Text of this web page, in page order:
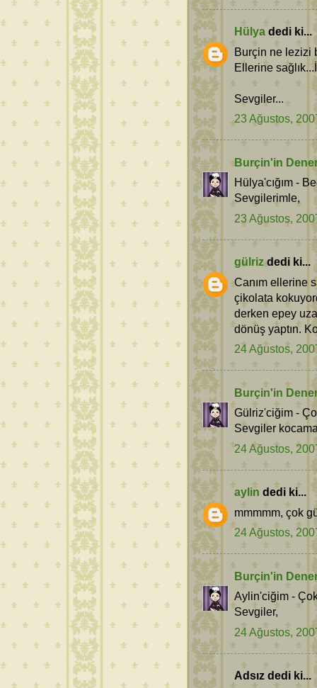
Hülya dedi ki...
Burçin ne lezizi
Ellerine
Sevgiler...
23 Ağustos,
Burçin'in
Hülya'cığım -
Sevgilerimle,
23 Ağustos,
gülrizdedi ki...
Canım ellerine
çikolata
derken epey
dönüş yaptın.
24 Ağustos,
Burçin'in
Gülriz'ciğim -
Sevgiler
24 Ağustos,
aylin dedi ki...
mmmmm, çok
24 Ağustos,
Burçin'in
Aylin'ciğim -
Sevgiler,
24 Ağustos,
Adsız dedi ki...